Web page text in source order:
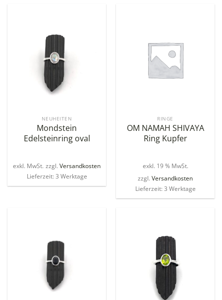
NEUHEITEN
Mondstein
Edelsteinring oval
exkl. MwSt. zzgl. Versandkosten
Lieferzeit: 3 Werktage
RINGE
OM NAMAH SHIVAYA
Ring Kupfer
exkl. 19 % MwSt.
zzgl. Versandkosten
Lieferzeit: 3 Werktage